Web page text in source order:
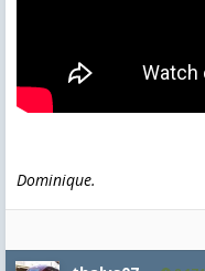
Dominique.